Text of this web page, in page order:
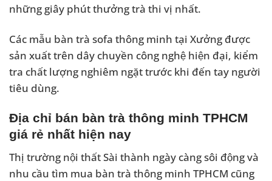
những giây phút thưởng trà thi vị nhất.
Các mẫu bàn trà sofa thông minh tại Xưởng được
sản xuất trên dây chuyền công nghệ hiện đại, kiểm
tra chất lượng nghiêm ngặt trước khi đến tay người
tiêu dùng.
Địa chỉ bán bàn trà thông minh TPHCM
giá rẻ nhất hiện nay
Thị trường nội thất Sài thành ngày càng sôi động và
nhu cầu tìm mua bàn trà thông minh TPHCM cũng